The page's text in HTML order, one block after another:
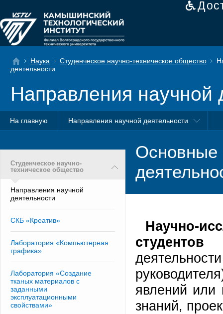
Наука Студенческое научно-техническое общество
деятельности
Направления научной
На главную Направления научной деятельности
Студенческое научно-
техническое общество
Направления научной
деятельности
СКБ «Креатив»
Лаборатория «Компьютерная
графика»
Лаборатория «Создание
тканых материалов с
заданными
эксплуатационными
свойствами»
Основные
Научно-
студентов
явлений или
знаний,